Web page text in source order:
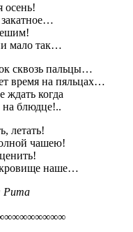
осень!
мало так…
сквозь пальцы…
время на пяльцах…
ждать когда
на блюдце!..
летать!
чашею!
наше…
Рита